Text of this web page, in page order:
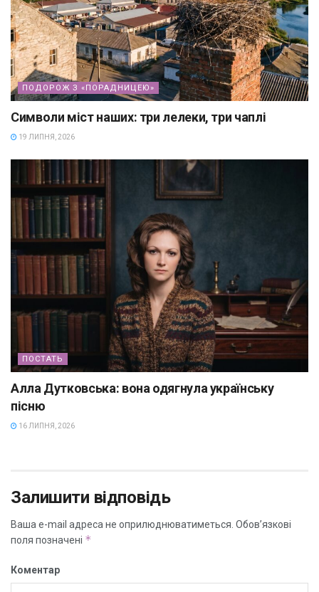
ПОДОРОЖ З «ПОРАДНИЦЕЮ»
Символи міст наших: три лелеки, три чаплі
19 ЛИПНЯ, 2026
ПОСТАТЬ
Алла Дутковська: вона одягнула українську
пісню
16 ЛИПНЯ, 2026
Залишити відповідь
Ваша e-mail адреса не оприлюднюватиметься. Обов’язкові
поля позначені *
Коментар